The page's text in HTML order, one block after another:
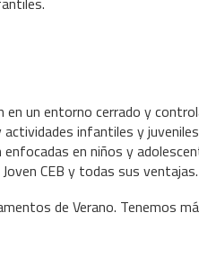
un entorno cerrado y
infantiles y
en niños y
CEB y todas sus ventajas.
de Verano. Tenemos